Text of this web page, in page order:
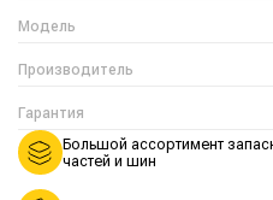
Модель
Производитель
Гарантия
Большой ассортимент
частей и шин